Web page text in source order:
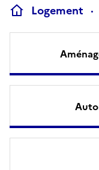
Logement